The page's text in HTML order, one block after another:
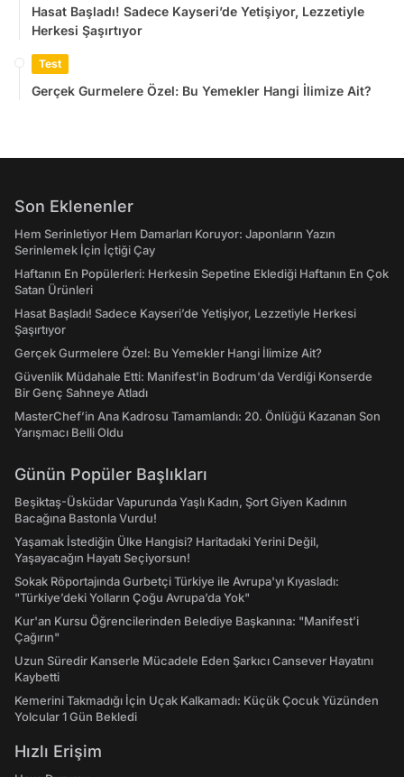
Hasat Başladı! Sadece Kayseri’de Yetişiyor, Lezzetiyle
Herkesi Şaşırtıyor
Test
Gerçek Gurmelere Özel: Bu Yemekler Hangi İlimize Ait?
Son Eklenenler
Hem Serinletiyor Hem Damarları Koruyor: Japonların Yazın
Serinlemek İçin İçtiği Çay
Haftanın En Popülerleri: Herkesin Sepetine Eklediği Haftanın En Çok
Satan Ürünleri
Hasat Başladı! Sadece Kayseri’de Yetişiyor, Lezzetiyle Herkesi
Şaşırtıyor
Gerçek Gurmelere Özel: Bu Yemekler Hangi İlimize Ait?
Güvenlik Müdahale Etti: Manifest'in Bodrum'da Verdiği Konserde
Bir Genç Sahneye Atladı
MasterChef’in Ana Kadrosu Tamamlandı: 20. Önlüğü Kazanan Son
Yarışmacı Belli Oldu
Günün Popüler Başlıkları
Beşiktaş-Üsküdar Vapurunda Yaşlı Kadın, Şort Giyen Kadının
Bacağına Bastonla Vurdu!
Yaşamak İstediğin Ülke Hangisi? Haritadaki Yerini Değil,
Yaşayacağın Hayatı Seçiyorsun!
Sokak Röportajında Gurbetçi Türkiye ile Avrupa'yı Kıyasladı:
"Türkiye’deki Yolların Çoğu Avrupa’da Yok"
Kur'an Kursu Öğrencilerinden Belediye Başkanına: "Manifest’i
Çağırın"
Uzun Süredir Kanserle Mücadele Eden Şarkıcı Cansever Hayatını
Kaybetti
Kemerini Takmadığı İçin Uçak Kalkamadı: Küçük Çocuk Yüzünden
Yolcular 1 Gün Bekledi
Hızlı Erişim